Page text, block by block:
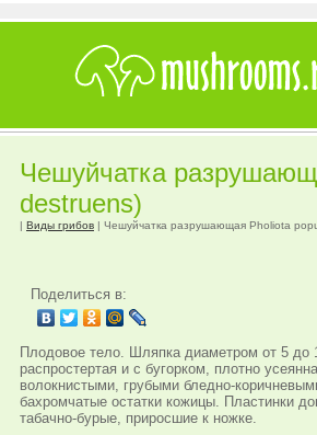
Чешуйчатка
destruens)
| Виды грибов | Чешуйчатка разрушающая Pholiota
Поделиться в:
Плодовое тело. Шляпка диаметром от 5 до
распростертая и с бугорком, плотно
волокнистыми, грубыми бледно-
бахромчатые остатки кожицы. Пластинки
табачно-бурые, приросшие к ножке.